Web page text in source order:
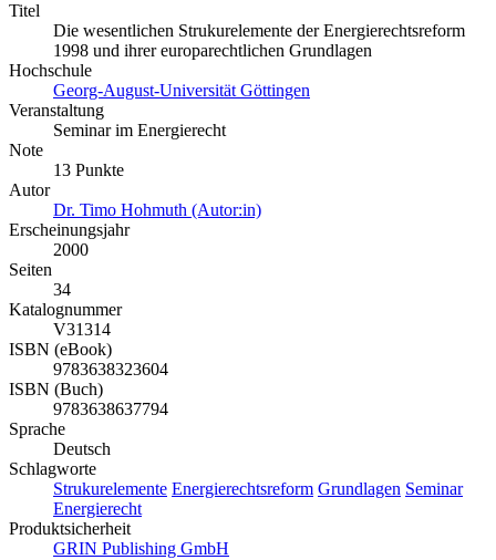
Titel
Die wesentlichen Strukurelemente der Energierechtsreform
1998 und ihrer europarechtlichen Grundlagen
Hochschule
Georg-August-Universität Göttingen
Veranstaltung
Seminar im Energierecht
Note
13 Punkte
Autor
Dr. Timo Hohmuth (Autor:in)
Erscheinungsjahr
2000
Seiten
34
Katalognummer
V31314
ISBN (eBook)
9783638323604
ISBN (Buch)
9783638637794
Sprache
Deutsch
Schlagworte
Strukurelemente Energierechtsreform Grundlagen Seminar
Energierecht
Produktsicherheit
GRIN Publishing GmbH